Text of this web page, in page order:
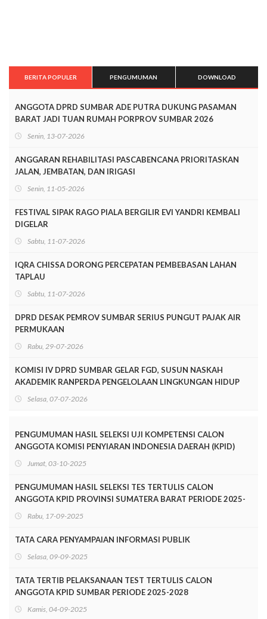
BERITA POPULER PENGUMUMAN DOWNLOAD
ANGGOTA DPRD SUMBAR ADE PUTRA DUKUNG PASAMAN
BARAT JADI TUAN RUMAH PORPROV SUMBAR 2026
Senin, 13-07-2026
ANGGARAN REHABILITASI PASCABENCANA PRIORITASKAN
JALAN, JEMBATAN, DAN IRIGASI
Senin, 11-05-2026
FESTIVAL SIPAK RAGO PIALA BERGILIR EVI YANDRI KEMBALI
DIGELAR
Sabtu, 11-07-2026
IQRA CHISSA DORONG PERCEPATAN PEMBEBASAN LAHAN
TAPLAU
Sabtu, 11-07-2026
DPRD DESAK PEMROV SUMBAR SERIUS PUNGUT PAJAK AIR
PERMUKAAN
Rabu, 29-07-2026
KOMISI IV DPRD SUMBAR GELAR FGD, SUSUN NASKAH
AKADEMIK RANPERDA PENGELOLAAN LINGKUNGAN HIDUP
Selasa, 07-07-2026
PENGUMUMAN HASIL SELEKSI UJI KOMPETENSI CALON
ANGGOTA KOMISI PENYIARAN INDONESIA DAERAH (KPID)
PROVINSI SUMATERA BARAT PERIODE 2025-2028
Jumat, 03-10-2025
PENGUMUMAN HASIL SELEKSI TES TERTULIS CALON
ANGGOTA KPID PROVINSI SUMATERA BARAT PERIODE 2025-
2028
Rabu, 17-09-2025
TATA CARA PENYAMPAIAN INFORMASI PUBLIK
Selasa, 09-09-2025
TATA TERTIB PELAKSANAAN TEST TERTULIS CALON
ANGGOTA KPID SUMBAR PERIODE 2025-2028
Kamis, 04-09-2025